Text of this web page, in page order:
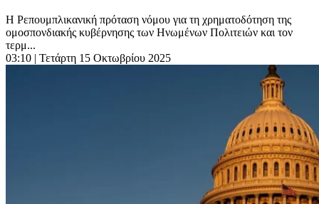
Η Ρεπουμπλικανική πρόταση νόμου για τη χρηματοδότηση της
ομοσπονδιακής κυβέρνησης των Ηνωμένων Πολιτειών και τον
τερμ...
03:10 | Τετάρτη 15 Οκτωβρίου 2025